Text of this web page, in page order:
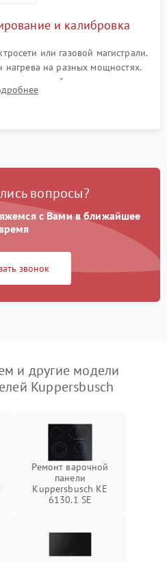
и калибровка
или газовой магистрали.
нагрева на разных мощностях.
таймера, индикаторов
защиты от перегрева.
вопросы?
с Вами в ближайшее
время
звонок
и другие модели
Kuppersbusch
Ремонт варочной
панели
Kuppersbusch KE
6130.1 SE